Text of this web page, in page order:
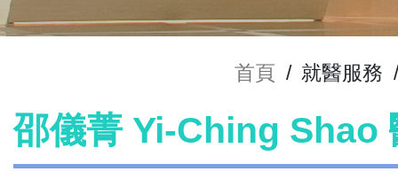
首頁 / 就醫服務 /
邵儀菁 Yi-Ching Shao